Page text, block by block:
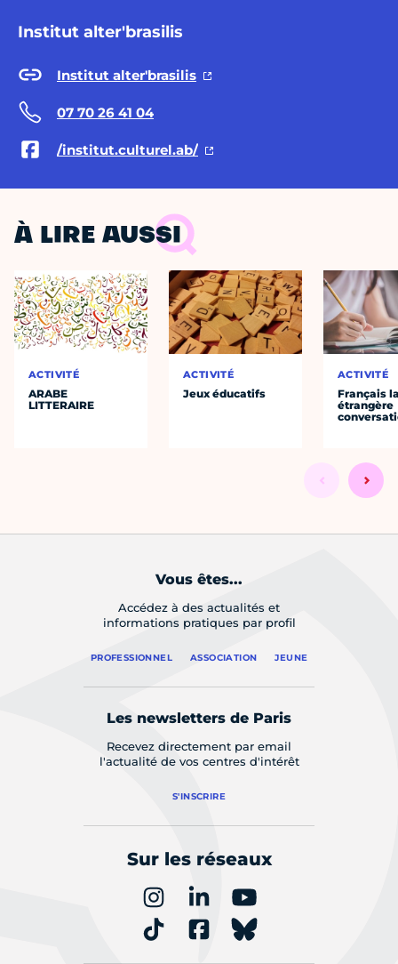
Institut alter'brasilis
Institut alter'brasilis
07 70 26 41 04
/institut.culturel.ab/
À LIRE AUSSI
ACTIVITÉ
ARABE
LITTERAIRE
ACTIVITÉ
Jeux éducatifs
ACTIVITÉ
Français
étrangère
Vous êtes...
Accédez à des actualités et
informations pratiques par profil
PROFESSIONNEL ASSOCIATION JEUNE
Les newsletters de Paris
Recevez directement par email
l'actualité de vos centres d'intérêt
S'INSCRIRE
Sur les réseaux